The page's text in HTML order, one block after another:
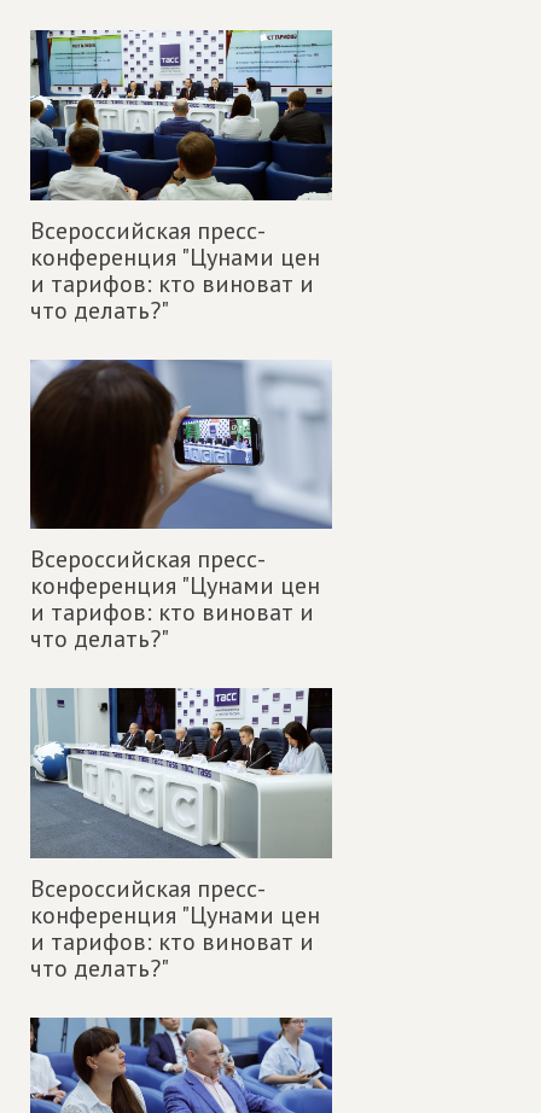
Всероссийская пресс-
конференция "Цунами цен
и тарифов: кто виноват и
что делать?"
Всероссийская пресс-
конференция "Цунами цен
и тарифов: кто виноват и
что делать?"
Всероссийская пресс-
конференция "Цунами цен
и тарифов: кто виноват и
что делать?"